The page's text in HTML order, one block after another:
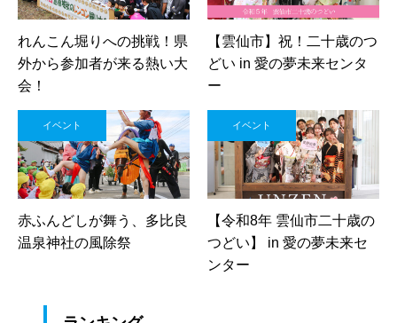
れんこん堀りへの挑戦！県
外から参加者が来る熱い大
会！
【雲仙市】祝！二十歳のつ
どい in 愛の夢未来センタ
ー
イベント
赤ふんどしが舞う、多比良
温泉神社の風除祭
イベント
【令和8年 雲仙市二十歳の
つどい】 in 愛の夢未来セ
ンター